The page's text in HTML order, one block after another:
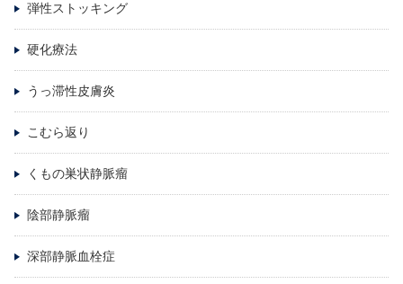
弾性ストッキング
硬化療法
うっ滞性皮膚炎
こむら返り
くもの巣状静脈瘤
陰部静脈瘤
深部静脈血栓症